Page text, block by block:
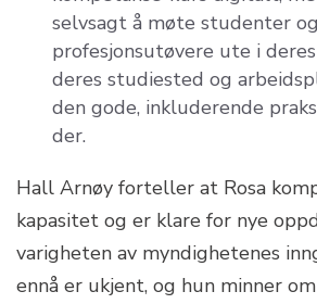
selvsagt å møte studenter og
profesjonsutøvere ute i
deres studiested og
den gode, inkluderende
der.
Hall Arnøy forteller at Rosa
kapasitet og er klare for nye
varigheten av myndighetenes
ennå er ukjent, og hun minner